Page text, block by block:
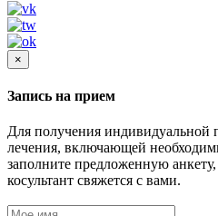
×
Запись на прием
Для получения индивидуальной
лечения, включающей
заполните предложенную
косультант свяжется с вами.